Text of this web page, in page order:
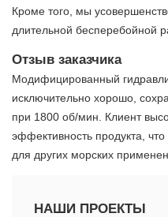
Кроме того, мы
длительной бесперебойной
Отзыв заказчика
Модифицированный
исключительно хорошо,
при 1800 об/мин. Клиент
эффективность продукта,
для других морских
НАШИ ПРОЕКТЫ